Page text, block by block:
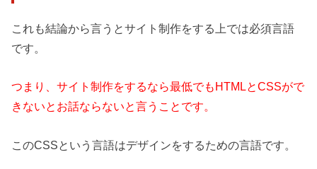
これも結論から言うとサイト制作をする上では必須言語
です。
つまり、サイト制作をするなら最低でもHTMLとCSSがで
きないとお話ならないと言うことです。
このCSSという言語はデザインをするための言語です。